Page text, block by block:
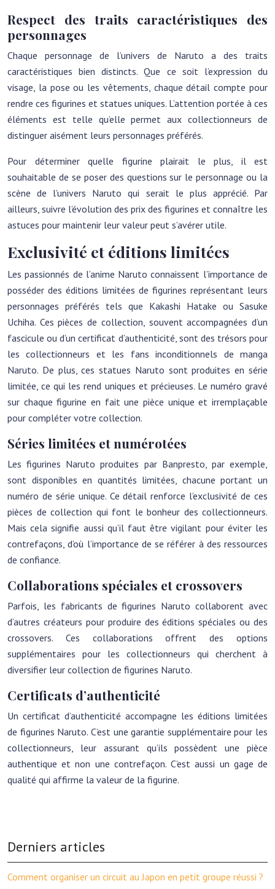
Respect des traits caractéristiques des
personnages
Chaque personnage de l’univers de Naruto a des traits
caractéristiques bien distincts. Que ce soit l’expression du
visage, la pose ou les vêtements, chaque détail compte pour
rendre ces figurines et statues uniques. L’attention portée à ces
éléments est telle qu’elle permet aux collectionneurs de
distinguer aisément leurs personnages préférés.
Pour déterminer quelle figurine plairait le plus, il est
souhaitable de se poser des questions sur le personnage ou la
scène de l’univers Naruto qui serait le plus apprécié. Par
ailleurs, suivre l’évolution des prix des figurines et connaître les
astuces pour maintenir leur valeur peut s’avérer utile.
Exclusivité et éditions limitées
Les passionnés de l’anime Naruto connaissent l’importance de
posséder des éditions limitées de figurines représentant leurs
personnages préférés tels que Kakashi Hatake ou Sasuke
Uchiha. Ces pièces de collection, souvent accompagnées d’un
fascicule ou d’un certificat d’authenticité, sont des trésors pour
les collectionneurs et les fans inconditionnels de manga
Naruto. De plus, ces statues Naruto sont produites en série
limitée, ce qui les rend uniques et précieuses. Le numéro gravé
sur chaque figurine en fait une pièce unique et irremplaçable
pour compléter votre collection.
Séries limitées et numérotées
Les figurines Naruto produites par Banpresto, par exemple,
sont disponibles en quantités limitées, chacune portant un
numéro de série unique. Ce détail renforce l’exclusivité de ces
pièces de collection qui font le bonheur des collectionneurs.
Mais cela signifie aussi qu’il faut être vigilant pour éviter les
contrefaçons, d’où l’importance de se référer à des ressources
de confiance.
Collaborations spéciales et crossovers
Parfois, les fabricants de figurines Naruto collaborent avec
d’autres créateurs pour produire des éditions spéciales ou des
crossovers. Ces collaborations offrent des options
supplémentaires pour les collectionneurs qui cherchent à
diversifier leur collection de figurines Naruto.
Certificats d’authenticité
Un certificat d’authenticité accompagne les éditions limitées
de figurines Naruto. C’est une garantie supplémentaire pour les
collectionneurs, leur assurant qu’ils possèdent une pièce
authentique et non une contrefaçon. C’est aussi un gage de
qualité qui affirme la valeur de la figurine.
Derniers articles
Comment organiser un circuit au Japon en petit groupe réussi ?